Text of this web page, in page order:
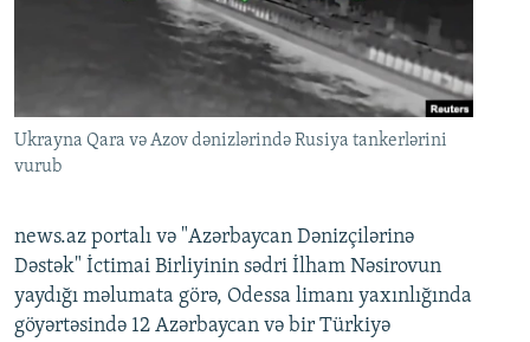
Ukrayna Qara və Azov dənizlərində Rusiya tankerlərini
vurub
news.az portalı və "Azərbaycan Dənizçilərinə
Dəstək" İctimai Birliyinin sədri İlham Nəsirovun
yaydığı məlumata görə, Odessa limanı yaxınlığında
göyərtəsində 12 Azərbaycan və bir Türkiyə